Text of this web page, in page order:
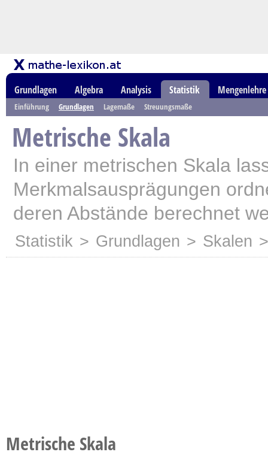
Grundlagen Algebra Analysis Statistik Mengenlehre
Einführung Grundlagen Lagemaße Streuungsmaße
Metrische Skala
In einer metrischen Skala
Merkmalsausprägungen
deren Abstände berechnet
Statistik > Grundlagen > Skalen
Metrische Skala